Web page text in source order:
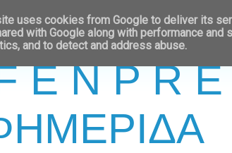
E N P R
uses cookies from Google to deliver its
with Google along with performance
and to detect and address abuse.